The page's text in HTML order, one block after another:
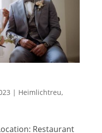
| Heimlichtreu,
Restaurant